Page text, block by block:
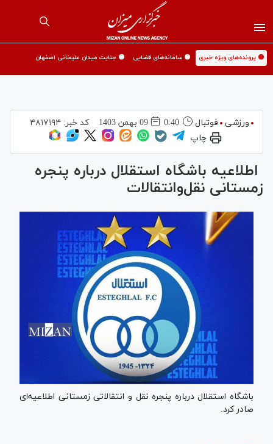
🟡 پرونده‌های ویژه خبری 🟡 سامانه‌های قضایی 🟡 جنایت میدان علیخانی اصفهان
ورزشی فوتبال 0:40 09 بهمن 1403 کد خبر:۴۸۱۷۱۹۴
چاپ
‍ اطلاعیه باشگاه استقلال درباره پنجره
زمستانی نقل‌وانتقالات
باشگاه استقلال درباره پنجره نقل و انتقالاتی زمستانی اطلاعیه‌ای
صادر کرد.